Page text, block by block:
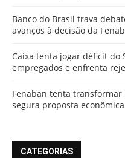
Banco do Brasil trava
avanços à decisão da
Caixa tenta jogar déficit do
empregados e enfrenta
Fenaban tenta
segura proposta econômica
CATEGORIAS